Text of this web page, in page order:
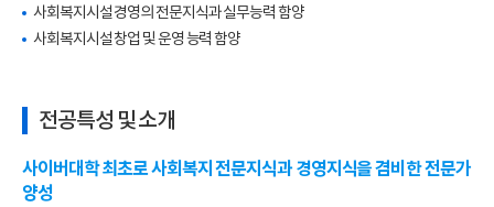
사회복지시설 경영의 전문지식과 실무능력 함양
사회복지시설 창업 및 운영 능력 함양
전공특성 및 소개
사이버대학 최초로 사회복지 전문지식과 경영지식을 겸비한 전문가
양성